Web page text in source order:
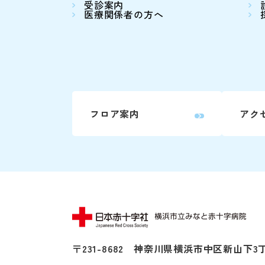
受診案内
医療関係者の方へ
フロア案内 アク
〒231-8682 神奈川県横浜市中区新山下3